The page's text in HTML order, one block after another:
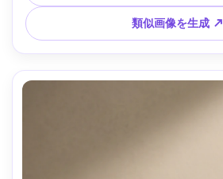
類似画像を生成 ↗